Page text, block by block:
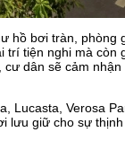
bơi tràn, phòng
tiện nghi mà còn
dân sẽ cảm
Lucasta, Verosa
lưu giữ cho sự